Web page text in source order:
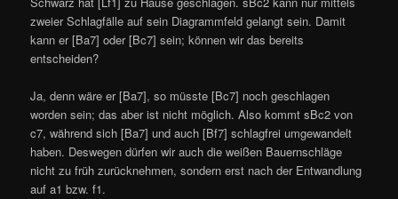
zweier Schlagfälle auf sein Diagrammfeld gelangt sein. Damit
kann er [Ba7] oder [Bc7] sein; können wir das bereits
entscheiden?
Ja, denn wäre er [Ba7], so müsste [Bc7] noch geschlagen
worden sein; das aber ist nicht möglich. Also kommt sBc2 von
c7, während sich [Ba7] und auch [Bf7] schlagfrei umgewandelt
haben. Deswegen dürfen wir auch die weißen Bauernschläge
nicht zu früh zurücknehmen, sondern erst nach der Entwandlung
auf a1 bzw. f1.